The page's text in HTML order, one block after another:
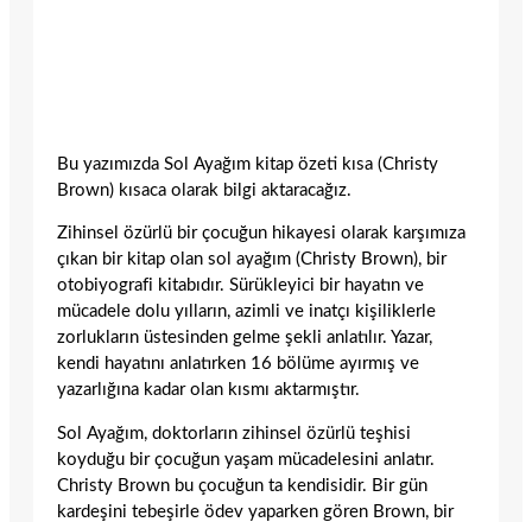
Bu yazımızda Sol Ayağım kitap özeti kısa (Christy
Brown) kısaca olarak bilgi aktaracağız.
Zihinsel özürlü bir çocuğun hikayesi olarak karşımıza
çıkan bir kitap olan sol ayağım (Christy Brown), bir
otobiyografi kitabıdır. Sürükleyici bir hayatın ve
mücadele dolu yılların, azimli ve inatçı kişiliklerle
zorlukların üstesinden gelme şekli anlatılır. Yazar,
kendi hayatını anlatırken 16 bölüme ayırmış ve
yazarlığına kadar olan kısmı aktarmıştır.
Sol Ayağım, doktorların zihinsel özürlü teşhisi
koyduğu bir çocuğun yaşam mücadelesini anlatır.
Christy Brown bu çocuğun ta kendisidir. Bir gün
kardeşini tebeşirle ödev yaparken gören Brown, bir